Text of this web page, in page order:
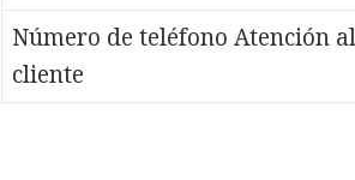
Número de teléfono Atención al
cliente